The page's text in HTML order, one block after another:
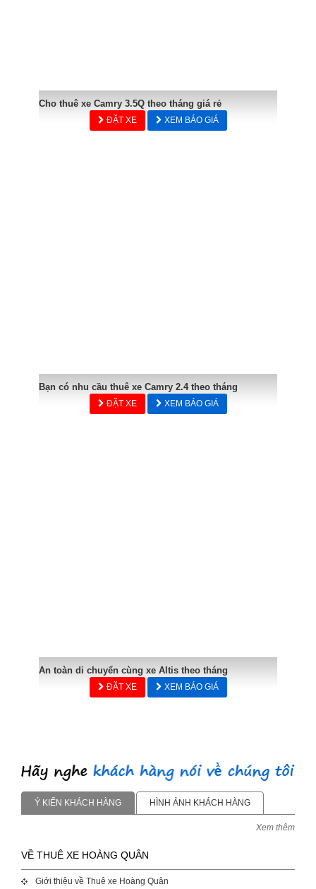
Cho thuê xe Camry 3.5Q theo tháng giá rẻ
ĐẶT XE XEM BÁO GIÁ
Bạn có nhu cầu thuê xe Camry 2.4 theo tháng
ĐẶT XE XEM BÁO GIÁ
An toàn di chuyển cùng xe Altis theo tháng
ĐẶT XE XEM BÁO GIÁ
Ý KIẾN KHÁCH HÀNG HÌNH ẢNH KHÁCH HÀNG
Xem thêm
VỀ THUÊ XE HOÀNG QUÂN
Giới thiệu về Thuê xe Hoàng Quân